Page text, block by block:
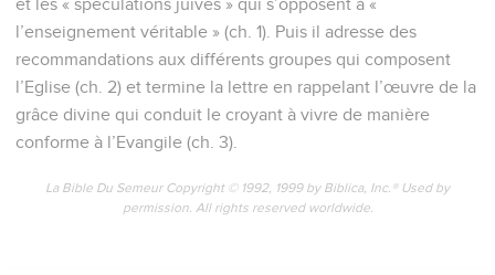
et les « spéculations juives » qui s’opposent à «
l’enseignement véritable » (ch. 1). Puis il adresse des
recommandations aux différents groupes qui composent
l’Eglise (ch. 2) et termine la lettre en rappelant l’œuvre de la
grâce divine qui conduit le croyant à vivre de manière
conforme à l’Evangile (ch. 3).
La Bible Du Semeur Copyright © 1992, 1999 by Biblica, Inc.® Used by
permission. All rights reserved worldwide.